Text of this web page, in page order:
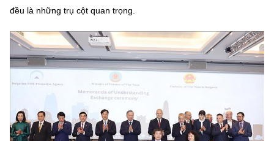
đều là những trụ cột quan trọng.